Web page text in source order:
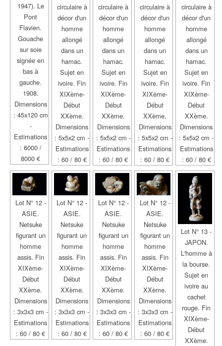
1947). Le
Pont
Flavien.
Gouache
sur soie
signée en
bas à
gauche.
1908.
Dimensions
: 45x120 cm
-
Estimations
: 6000 /
8000 €
circulaire à
décor d'un
homme
allongé
dans un
hamac.
Sujet en
ivoire. Fin
XIXème-
Début
XXème.
Dimensions
: 5x5x2 cm -
Estimations
: 60 / 80 €
circulaire à
décor d'un
homme
allongé
dans un
hamac.
Sujet en
ivoire. Fin
XIXème-
Début
XXème.
Dimensions
: 5x5x2 cm -
Estimations
: 60 / 80 €
circulaire à
décor d'un
homme
allongé
dans un
hamac.
Sujet en
ivoire. Fin
XIXème-
Début
XXème.
Dimensions
: 5x5x2 cm -
Estimations
: 60 / 80 €
circulaire à
décor d'un
homme
allongé
dans un
hamac.
Sujet en
ivoire. Fin
XIXème-
Début
XXème.
Dimensions
: 5x5x2 cm -
Estimations
: 60 / 80 €
Lot N° 12 -
ASIE.
Netsuke
figurant un
homme
assis. Fin
XIXème-
Début
XXème.
Dimensions
: 3x3x3 cm -
Estimations
: 60 / 80 €
Lot N° 12 -
ASIE.
Netsuke
figurant un
homme
assis. Fin
XIXème-
Début
XXème.
Dimensions
: 3x3x3 cm -
Estimations
: 60 / 80 €
Lot N° 12 -
ASIE.
Netsuke
figurant un
homme
assis. Fin
XIXème-
Début
XXème.
Dimensions
: 3x3x3 cm -
Estimations
: 60 / 80 €
Lot N° 12 -
ASIE.
Netsuke
figurant un
homme
assis. Fin
XIXème-
Début
XXème.
Dimensions
: 3x3x3 cm -
Estimations
: 60 / 80 €
Lot N° 13 -
JAPON.
L'homme à
la bourse.
Sujet en
ivoire au
cachet
rouge. Fin
XIXème-
Début
XXème.